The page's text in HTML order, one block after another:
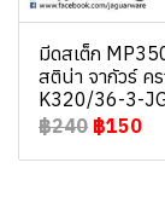
มีดสเต็ก
สติน่า จากัวร์ ค
K320/36-3-
฿240 ฿150